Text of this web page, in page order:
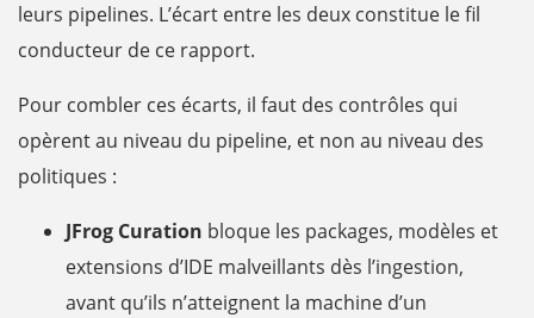
leurs pipelines. L’écart entre les deux constitue le fil
conducteur de ce rapport.
Pour combler ces écarts, il faut des contrôles qui
opèrent au niveau du pipeline, et non au niveau des
politiques :
JFrog Curation bloque les packages, modèles et
extensions d’IDE malveillants dès l’ingestion,
avant qu’ils n’atteignent la machine d’un